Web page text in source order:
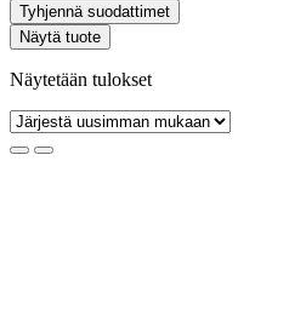
Tyhjennä suodattimet
Näytä tuote
Näytetään tulokset